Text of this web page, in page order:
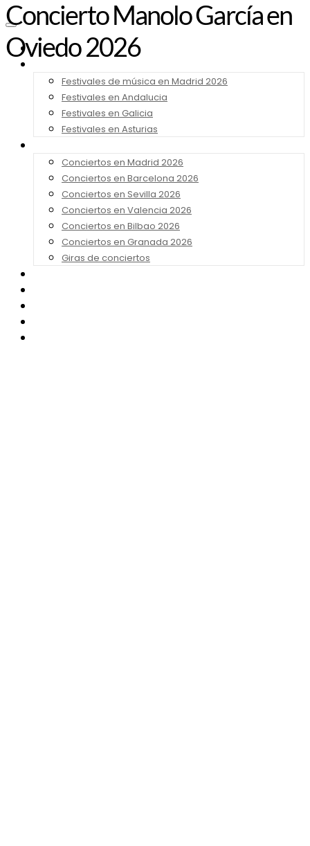
Noticias
Festivales de música en Madrid 2026
Festivales en Andalucia
Festivales en Galicia
Festivales en Asturias
Conciertos en Madrid 2026
Conciertos en Barcelona 2026
Conciertos en Sevilla 2026
Conciertos en Valencia 2026
Conciertos en Bilbao 2026
Conciertos en Granada 2026
Giras de conciertos
Concierto Manolo García en
Oviedo 2026